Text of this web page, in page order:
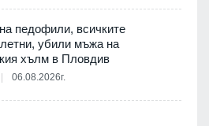
педофили, всичките
убили мъжа на
хълм в Пловдив
06.08.2026г.